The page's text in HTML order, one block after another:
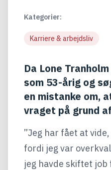
Kategorier:
Karriere & arbejdsliv
Da Lone
som 53-årig og
en mistanke om,
vraget på grund
”Jeg har fået at
fordi jeg var
jeg havde skiftet job